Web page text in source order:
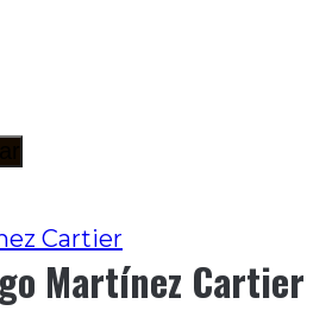
Cartier
Martínez Cartier